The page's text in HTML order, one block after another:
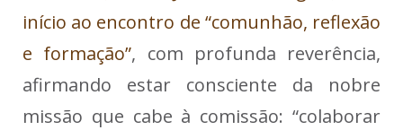
início ao encontro de “comunhão, reflexão
e formação”, com profunda reverência,
afirmando estar consciente da nobre
missão que cabe à comissão: “colaborar